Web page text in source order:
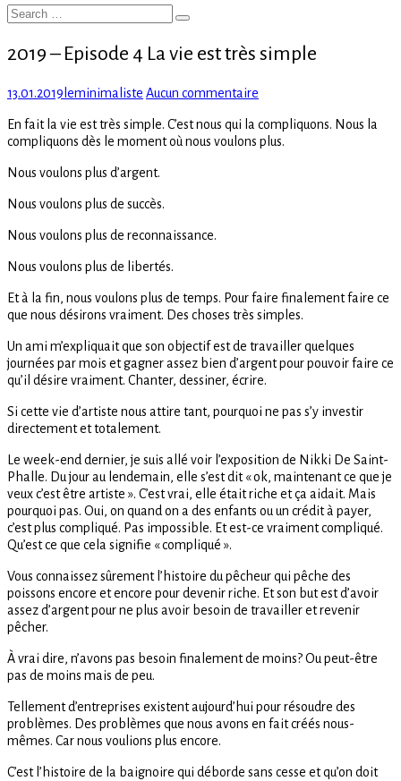
Search
Search
2019 – Episode 4 La vie est très simple
Posted
13.01.2019 Author
leminimaliste Aucun commentaire
–
Episode
En fait la vie est très simple. C’est nous qui la compliquons. Nous la
compliquons dès le moment où nous voulons plus.
Nous voulons plus d’argent.
Nous voulons plus de succès.
Nous voulons plus de reconnaissance.
Nous voulons plus de libertés.
Et à la fin, nous voulons plus de temps. Pour faire finalement faire ce
que nous désirons vraiment. Des choses très simples.
Un ami m’expliquait que son objectif est de travailler quelques
journées par mois et gagner assez bien d’argent pour pouvoir faire ce
qu’il désire vraiment. Chanter, dessiner, écrire.
Si cette vie d’artiste nous attire tant, pourquoi ne pas s’y investir
directement et totalement.
Le week-end dernier, je suis allé voir l’exposition de Nikki De Saint-
Phalle. Du jour au lendemain, elle s’est dit « ok, maintenant ce que je
veux c’est être artiste ». C’est vrai, elle était riche et ça aidait. Mais
pourquoi pas. Oui, on quand on a des enfants ou un crédit à payer,
c’est plus compliqué. Pas impossible. Et est-ce vraiment compliqué.
Qu’est ce que cela signifie « compliqué ».
Vous connaissez sûrement l’histoire du pêcheur qui pêche des
poissons encore et encore pour devenir riche. Et son but est d’avoir
assez d’argent pour ne plus avoir besoin de travailler et revenir
pêcher.
À vrai dire, n’avons pas besoin finalement de moins? Ou peut-être
pas de moins mais de peu.
Tellement d’entreprises existent aujourd’hui pour résoudre des
problèmes. Des problèmes que nous avons en fait créés nous-
mêmes. Car nous voulions plus encore.
C’est l’histoire de la baignoire qui déborde sans cesse et qu’on doit